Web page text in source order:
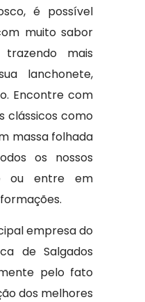
é possível
muito sabor
mais
lanchonete,
Encontre com
clássicos como
massa folhada
os nossos
ou entre em
empresa do
de Salgados
pelo fato
dos melhores